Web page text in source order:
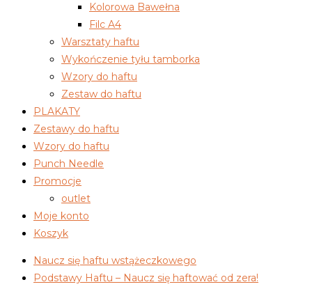
Kolorowa Bawełna
Filc A4
Warsztaty haftu
Wykończenie tyłu tamborka
Wzory do haftu
Zestaw do haftu
PLAKATY
Zestawy do haftu
Wzory do haftu
Punch Needle
Promocje
outlet
Moje konto
Koszyk
Naucz się haftu wstążeczkowego
Podstawy Haftu – Naucz się haftować od zera!